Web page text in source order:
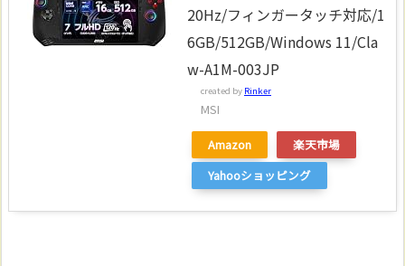
20Hz/フィンガータッチ対応/1
6GB/512GB/Windows 11/Cla
w-A1M-003JP
created by Rinker
MSI
Amazon
楽天市場
Yahooショッピング